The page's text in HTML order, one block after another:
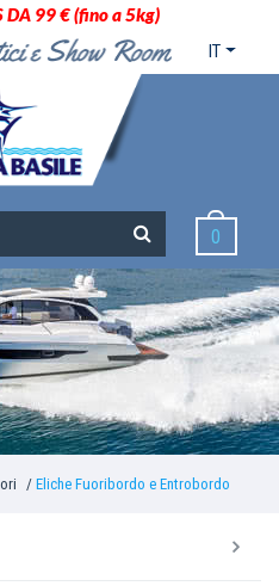
DA 99 € (fino a 5kg)
IT
0
Eliche Fuoribordo e Entrobordo